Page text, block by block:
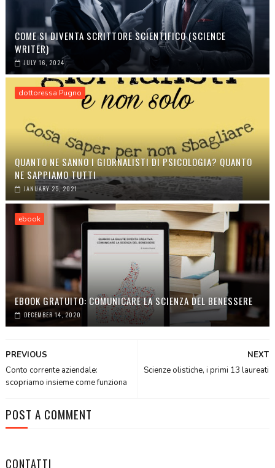
COME SI DIVENTA SCRITTORE SCIENTIFICO (SCIENCE
WRITER)
JULY 16, 2024
dottoressa Pugno
QUANTO NE SANNO I GIORNALISTI DI PSICOLOGIA? QUANTO
NE SAPPIAMO TUTTI
JANUARY 25, 2021
ebook
EBOOK GRATUITO: COMUNICARE LA SCIENZA DEL BENESSERE
DECEMBER 14, 2020
NEXT
Scienze olistiche, i primi 13 laureati
PREVIOUS
Conto corrente aziendale:
scopriamo insieme come funziona
POST A COMMENT
CONTATTI